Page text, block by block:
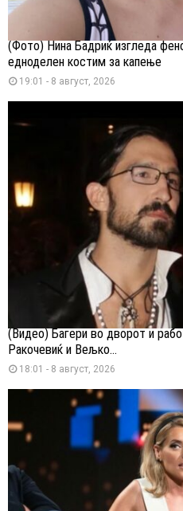
(Фото) Нина Бадриќ изгледа
едноделен костим за капење
19:01 - 8 август, 2026
(Видео) Багери во дворот и
Ракочевиќ и Вељко...
18:01 - 8 август, 2026